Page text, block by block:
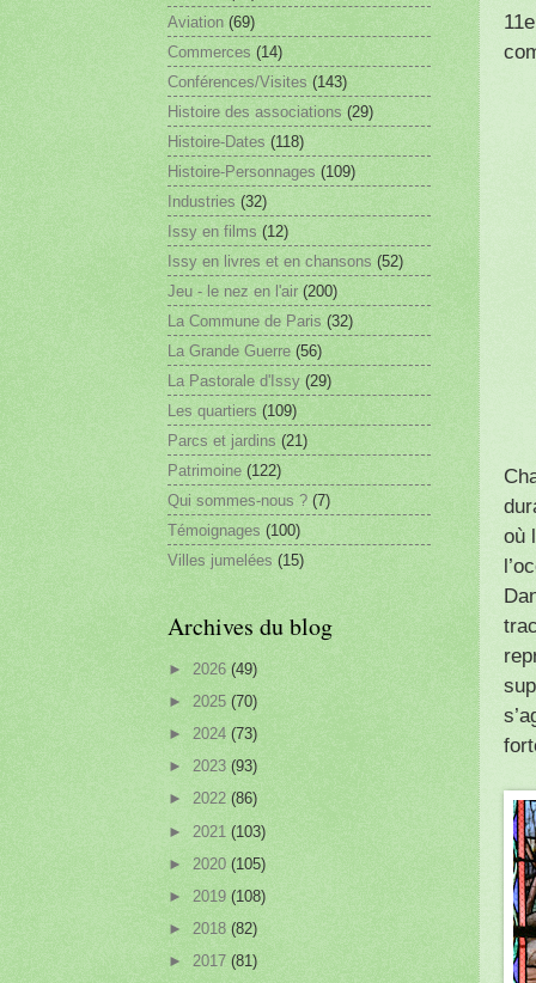
où
Aviation (69)
Commerces (14)
Conférences/Visites (143)
Histoire des associations (29)
Histoire-Dates (118)
Histoire-Personnages (109)
Industries (32)
Issy en films (12)
Issy en livres et en chansons (52)
Jeu - le nez en l'air (200)
La Commune de Paris (32)
La Grande Guerre (56)
La Pastorale d'Issy (29)
Les quartiers (109)
Parcs et jardins (21)
Patrimoine (122)
Qui sommes-nous ? (7)
Témoignages (100)
Villes jumelées (15)
Archives du blog
► 2026 (49)
► 2025 (70)
► 2024 (73)
► 2023 (93)
► 2022 (86)
► 2021 (103)
► 2020 (105)
► 2019 (108)
► 2018 (82)
► 2017 (81)